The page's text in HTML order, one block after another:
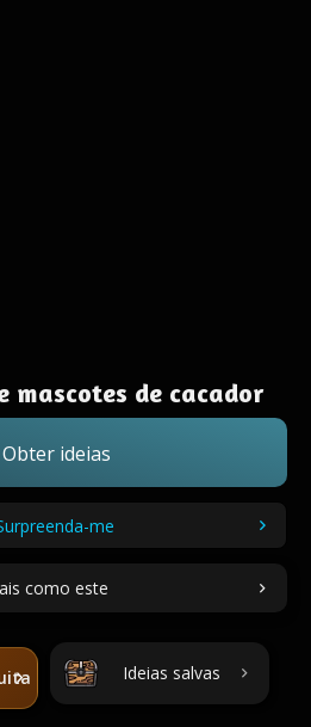
mascotes de cacador
ideias
me
como este
Ideias salvas